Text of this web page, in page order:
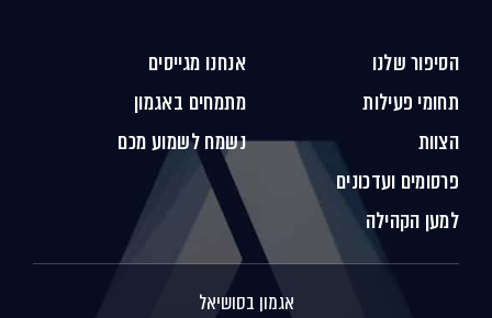
הסיפור שלנו
תחומי פעילות
הצוות
פרסומים ועדכונים
למען הקהילה
אנחנו מגייסים
מתמחים באגמון
נשמח לשמוע מכם
אגמון בסושיאל